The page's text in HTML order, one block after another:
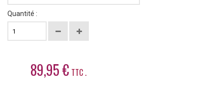
Quantité :
89,95 € TTC .